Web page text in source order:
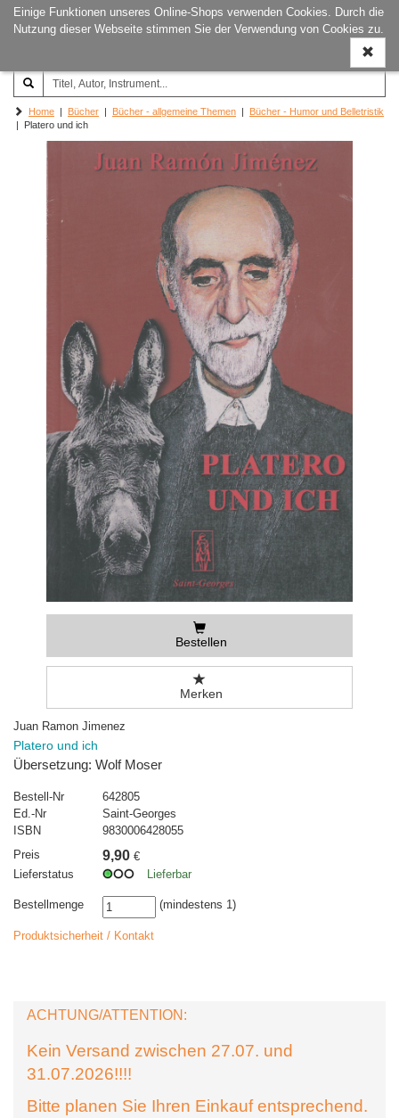
Einige Funktionen unseres Online-Shops verwenden Cookies. Durch die
Nutzung dieser Webseite stimmen Sie der Verwendung von Cookies zu.
ein-/
Joachim‐Trekel‐Musikverlag,
Hamburg
Home | Bücher | Bücher - allgemeine Themen | Bücher - Humor und Belletristik
| Platero und ich
Bestellen
Merken
Juan Ramon Jimenez
Platero und ich
Übersetzung: Wolf Moser
Bestell-Nr
642805
Ed.-Nr
Saint-Georges
ISBN
9830006428055
Preis
9,90 €
Lieferstatus
Lieferbar
Bestellmenge (mindestens 1)
Produktsicherheit / Kontakt
ACHTUNG/ATTENTION:
Kein Versand zwischen 27.07. und
31.07.2026!!!!
Bitte planen Sie Ihren Einkauf entsprechend.